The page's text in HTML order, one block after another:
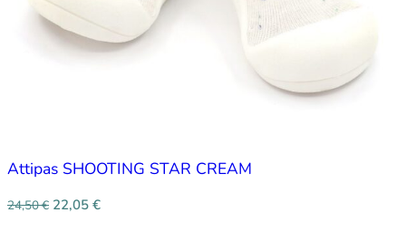
Attipas SHOOTING STAR CREAM
24,50€ 22,05 €